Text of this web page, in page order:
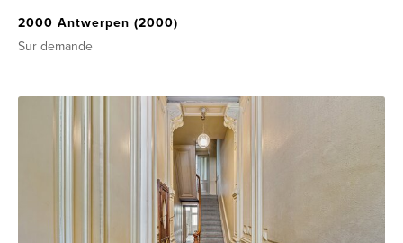
2000 Antwerpen (2000)
Sur demande